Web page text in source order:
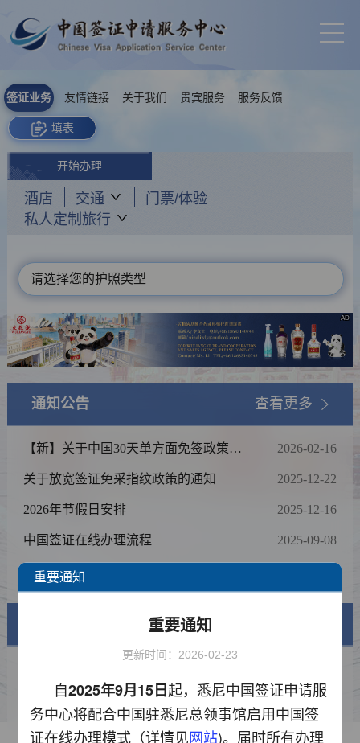
签证业务 友情链接 关于我们 贵宾服务 服务反馈
填表
开始办理
酒店 交通
门票/体验
私人定制旅行
请选择您的护照类型
AD
通知公告 查看更多
【新】关于中国30天单方面免签政策常
2026-02-16
关于放宽签证免采指纹政策的通知 2025-12-22
2026年节假日安排 2025-12-16
中国签证在线办理流程 2025-09-08
邮寄办理说明
费用标准
如何填写签证申请表
重要通知
重要通知
更新时间：2026-02-23
自2025年9月15日起，悉尼中国签证申请服
务中心将配合中国驻悉尼总领事馆启用中国签
证在线办理模式（详情见 网站)。届时所有办理